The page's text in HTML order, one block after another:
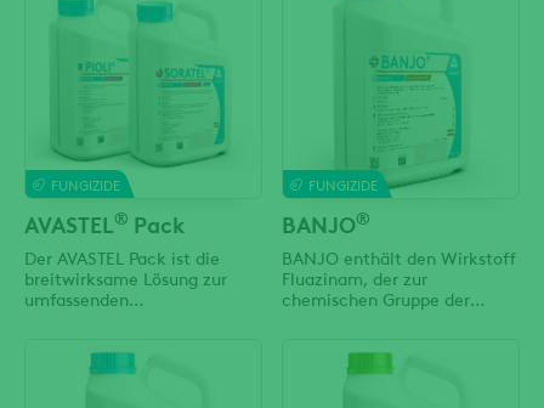
Pflanzen ein. Sichtbar wird
die Wirkung durch Vergilbung
FUNGIZIDE
AVASTEL ® Pack
Der AVASTEL Pack ist die
breitwirksame Lösung zur
umfassenden
FUNGIZIDE
BANJO®
BANJO enthält den Wirkstoff
Fluazinam, der zur
chemischen Gruppe der
von Fluazinam unterscheidet
sich von dem anderer